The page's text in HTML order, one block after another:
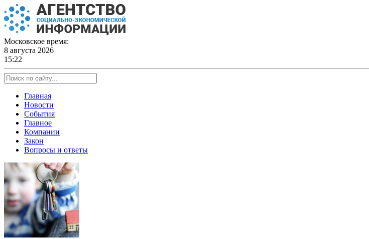
Skip
to
content
Московское время:
8 августа 2026
15:22
Главная
Новости
События
Главное
Компании
Закон
Вопросы и ответы